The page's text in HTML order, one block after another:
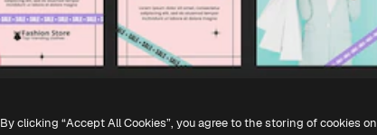
By clicking “Accept All Cookies”, you agree to the storing of cookies